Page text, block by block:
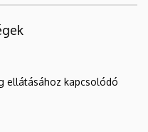
ellátásához kapcsolódó